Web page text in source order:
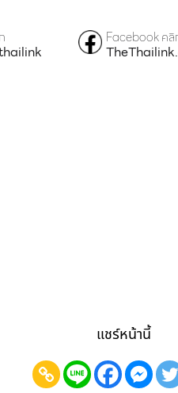
Facebook คลิ
แชร์หน้านี้